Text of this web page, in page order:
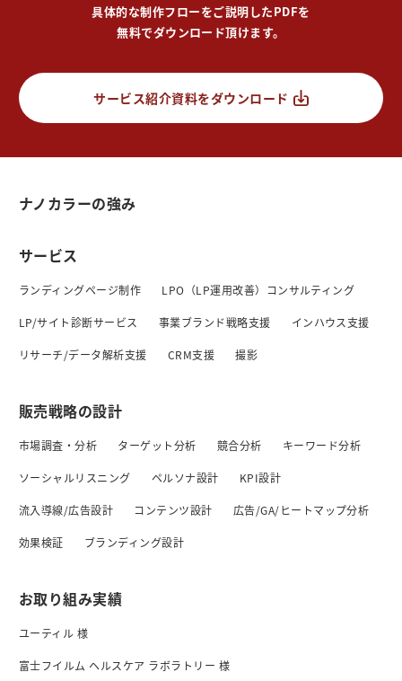
具体的な制作フローをご説明したPDFを
無料でダウンロード頂けます。
サービス紹介資料をダウンロード
ナノカラーの強み
サービス
ランディングページ制作 LPO（LP運用改善）コンサルティング
LP/サイト診断サービス 事業ブランド戦略支援 インハウス支援
リサーチ/データ解析支援 CRM支援 撮影
販売戦略の設計
市場調査・分析 ターゲット分析 競合分析 キーワード分析
ソーシャルリスニング ペルソナ設計 KPI設計
流入導線/広告設計 コンテンツ設計 広告/GA/ヒートマップ分析
効果検証 ブランディング設計
お取り組み実績
ユーティル 様
富士フイルム ヘルスケア ラボラトリー 様